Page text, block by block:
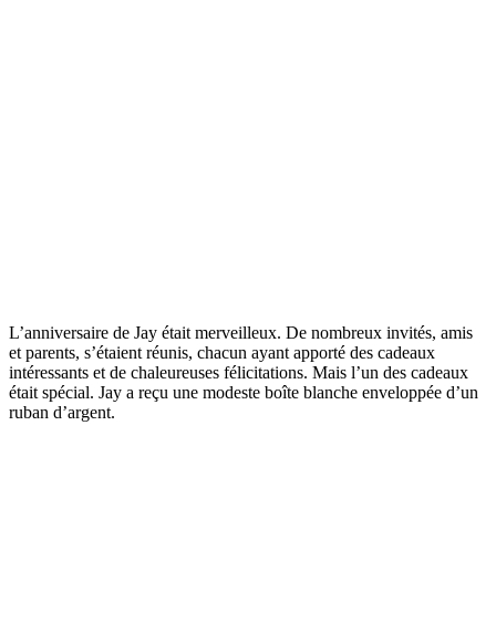
L’anniversaire de Jay était merveilleux. De nombreux invités, amis
et parents, s’étaient réunis, chacun ayant apporté des cadeaux
intéressants et de chaleureuses félicitations. Mais l’un des cadeaux
était spécial. Jay a reçu une modeste boîte blanche enveloppée d’un
ruban d’argent.